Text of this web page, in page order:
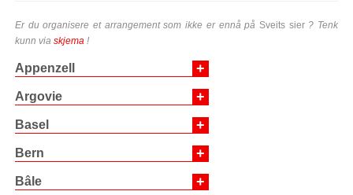
Er du organisere et arrangement som ikke er ennå på Sveits sier? Tenk
kunn via skjema !
Appenzell +
Argovie +
Basel +
Bern +
Bâle +